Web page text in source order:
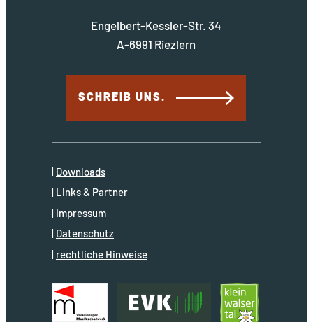
Engelbert-Kessler-Str. 34
A-6991 Riezlern
SCHREIB UNS.
Downloads
Links & Partner
Impressum
Datenschutz
rechtliche Hinweise